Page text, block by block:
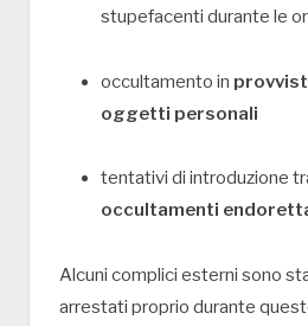
stupefacenti durante le
occultamento in
oggetti personali
tentativi di introduzione
occultamenti
Alcuni complici esterni sono
arrestati proprio durante